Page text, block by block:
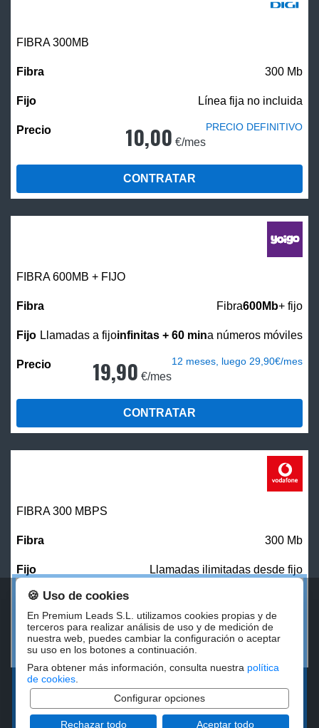
FIBRA 300MB
300 Mb
Línea fija no incluida
10,00 €/mes
PRECIO DEFINITIVO
CONTRATAR
FIBRA 600MB + FIJO
Fibra600Mb+ fijo
Llamadas a fijoinfinitas + 60 mina números móviles
19,90 €/mes
12 meses, luego 29,90€/mes
CONTRATAR
FIBRA 300 MBPS
300 Mb
Llamadas ilimitadas desde fijo
27,00 €/mes
CONTRATAR
🍪 Uso de cookies
En Premium Leads S.L. utilizamos cookies propias y de
terceros para realizar análisis de uso y de medición de
nuestra web, puedes cambiar la configuración o aceptar
su uso en los botones a continuación.
Para obtener más información, consulta nuestra política
de cookies
Configurar opciones
Rechazar todo Aceptar todo